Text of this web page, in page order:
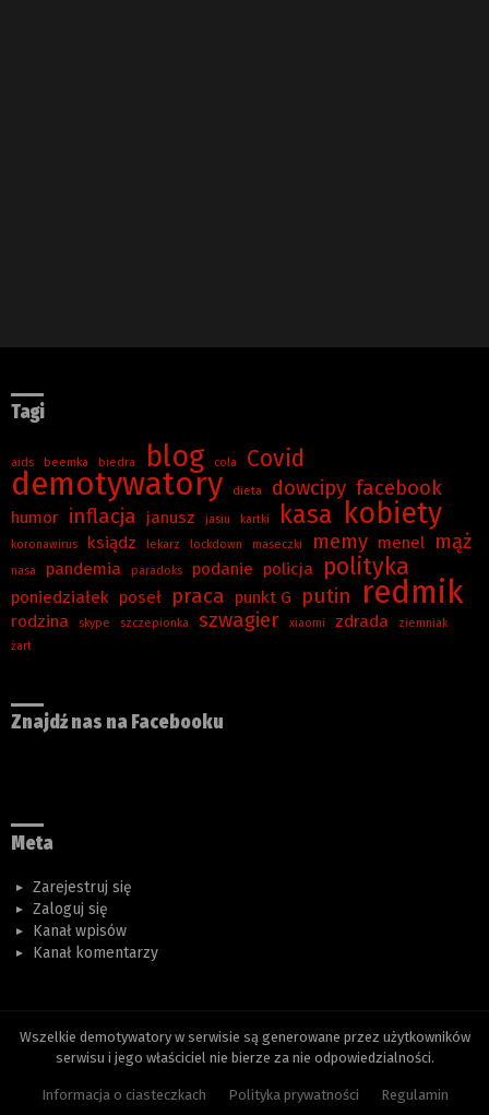
Tagi
aids beemka biedra blog cola Covid
demotywatory dieta dowcipy facebook
humor inflacja janusz jasiu kartki kasa kobiety
koronawirus ksiądz lekarz lockdown maseczki memy menel mąż
nasa pandemia paradoks podanie policja polityka
poniedziałek poseł praca punkt G putin redmik
rodzina skype szczepionka szwagier xiaomi zdrada
ziemniak
żart
Znajdź nas na Facebooku
Meta
Zarejestruj się
Zaloguj się
Kanał wpisów
Kanał komentarzy
Wszelkie demotywatory w serwisie są generowane przez użytkowników
serwisu i jego właściciel nie bierze za nie odpowiedzialności.
Informacja o ciasteczkach Polityka prywatności Regulamin